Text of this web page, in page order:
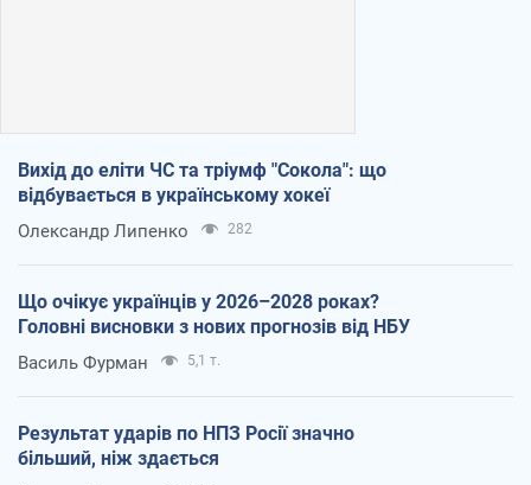
Вихід до еліти ЧС та тріумф "Сокола": що
відбувається в українському хокеї
Олександр Липенко 282
Що очікує українців у 2026–2028 роках?
Головні висновки з нових прогнозів від НБУ
Василь Фурман 5,1 т.
Результат ударів по НПЗ Росії значно
більший, ніж здається